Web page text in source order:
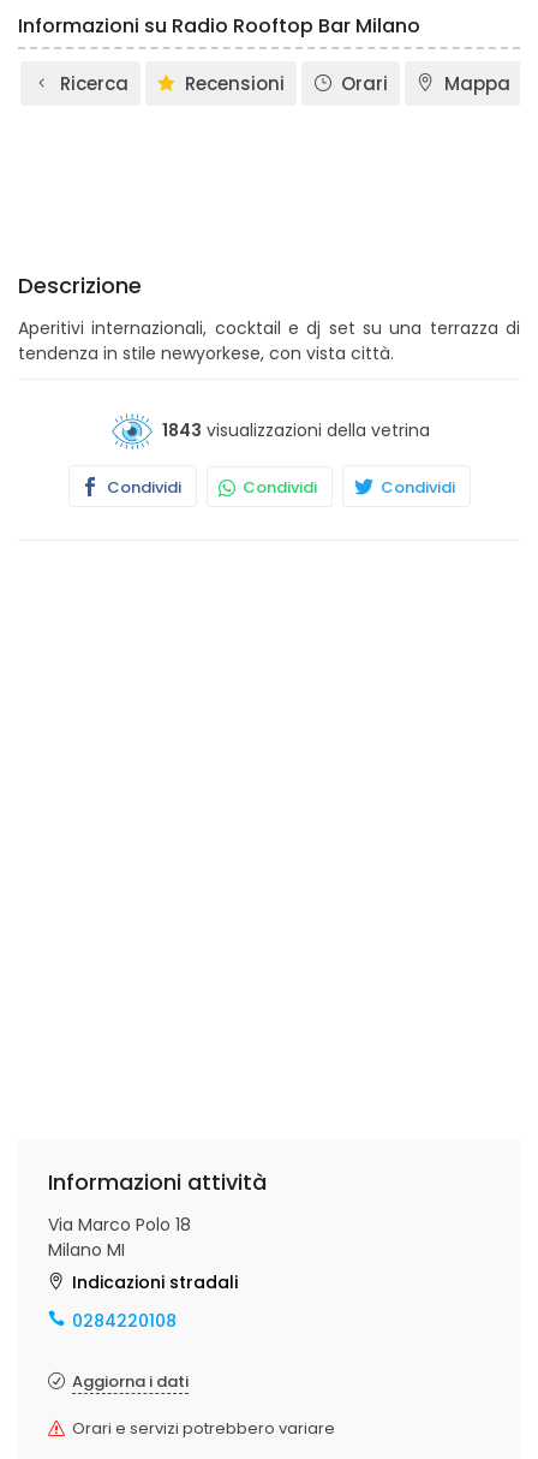
Informazioni su Radio Rooftop Bar Milano
Ricerca Recensioni Orari Mappa
Descrizione
Aperitivi internazionali, cocktail e dj set su una terrazza di
tendenza in stile newyorkese, con vista città.
1843 visualizzazioni della vetrina
Condividi Condividi Condividi
Informazioni attività
Via Marco Polo 18
Milano MI
Indicazioni stradali
0284220108
Aggiorna i dati
Orari e servizi potrebbero variare